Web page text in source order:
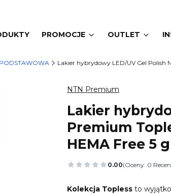
PROMOCJE OUTLET
Lakier hybrydowy LED/UV Gel Polish
NTN Premium
Lakier
Premium
HEMA Free 5 g
0.00(Oceny: 0
Przejdź do
Kolekcja Topless to